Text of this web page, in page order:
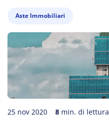
Aste Immobiliari
25 nov 2020 8 min. di lettura